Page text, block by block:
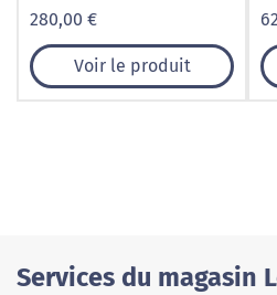
280,00 €
Voir le produit
Services du magasin